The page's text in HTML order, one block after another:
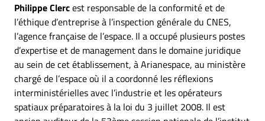
Philippe Clercest responsable de la conformité et de
l’éthique d’entreprise à l’inspection générale du CNES,
l’agence française de l’espace. Il a occupé plusieurs postes
d’expertise et de management dans le domaine juridique
au sein de cet établissement, à Arianespace, au ministère
chargé de l’espace où il a coordonné les réflexions
interministérielles avec l’industrie et les opérateurs
spatiaux préparatoires à la loi du 3 juillet 2008. Il est